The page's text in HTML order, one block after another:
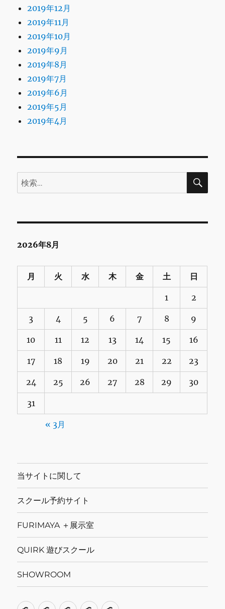
2019年12月
2019年11月
2019年10月
2019年9月
2019年8月
2019年7月
2019年6月
2019年5月
2019年4月
検
索:
検
2026年8月
月 火 水 木 金 土 日
1 2
3 4 5 6 7 8 9
10 11 12 13 14 15 16
17 18 19 20 21 22 23
24 25 26 27 28 29 30
31
« 3月
当サイトに関して
スクール予約サイト
FURIMAYA ＋展示室
QUIRK 遊びスクール
SHOWROOM